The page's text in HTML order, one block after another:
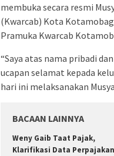
membuka secara resmi
(Kwarcab) Kota
Pramuka Kwarcab
“Saya atas nama pribadi
ucapan selamat kepada
hari ini melaksanakan
BACAAN LAINNYA
Weny Gaib Taat Pajak,
Klarifikasi Data Perpajakan